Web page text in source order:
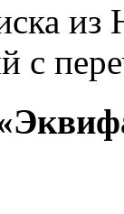
из
с